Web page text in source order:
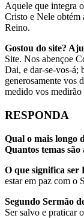
Aquele que integra
Cristo e Nele obtém
Reino.
Gostou do site?
Site. Nos abençoe
Dai, e dar-se-vos-á;
generosamente vos
medido vos
RESPONDA
Qual o mais longo
Quantos temas são
O que significa ser
estar em paz com o
Segundo Sermão
Ser salvo e praticar